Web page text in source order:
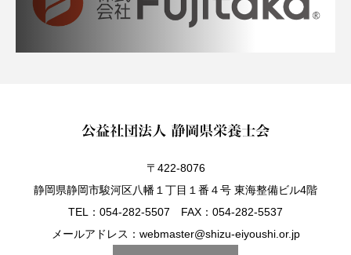
〒422-8076
静岡県静岡市駿河区八幡１丁目１番４号 東海整備ビル4階
TEL：054-282-5507 FAX：054-282-5537
メールアドレス：webmaster@shizu-eiyoushi.or.jp